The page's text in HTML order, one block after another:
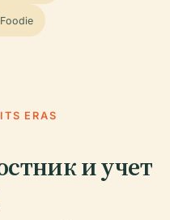
Foodie
ERAS
и учет